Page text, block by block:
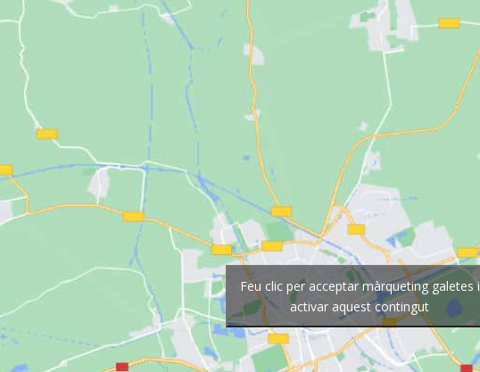
Feu clic per acceptar màrqueting galetes i
activar aquest contingut